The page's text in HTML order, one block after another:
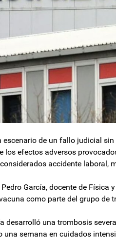
escenario de un fallo judicial
los efectos adversos
accidente laboral,
García, docente de Física
como parte del grupo de
desarrolló una trombosis
una semana en cuidados